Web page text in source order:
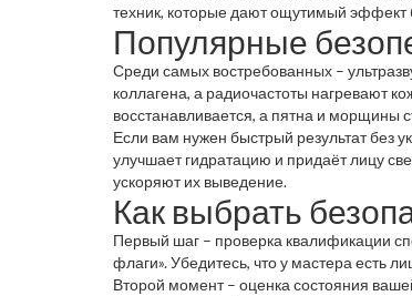
техник, которые дают ощутимый эффект
Популярные
Среди самых востребованных –
коллагена, а радиочастоты нагревают
восстанавливается, а пятна и морщины
Если вам нужен быстрый результат без
улучшает гидратацию и придаёт лицу
ускоряют их выведение.
Как выбрать
Первый шаг – проверка квалификации
флаги». Убедитесь, что у мастера есть
Второй момент – оценка состояния